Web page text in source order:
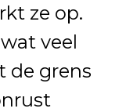
ze op.
veel
de grens